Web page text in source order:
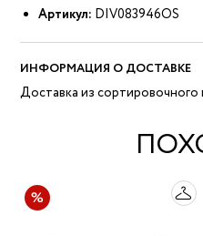
Артикул: DIV083946OS
ИНФОРМАЦИЯ О ДОСТАВКЕ
Доставка из сортировочного